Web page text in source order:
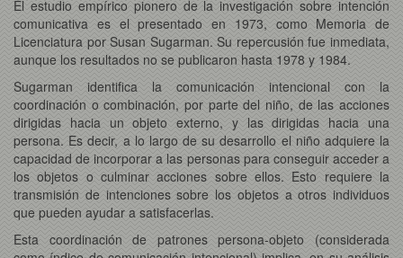
El estudio empírico pionero de la investigación sobre intención
comunicativa es el presentado en 1973, como Memoria de
Licenciatura por Susan Sugarman. Su repercusión fue inmediata,
aunque los resultados no se publicaron hasta 1978 y 1984.
Sugarman identifica la comunicación intencional con la
coordinación o combinación, por parte del niño, de las acciones
dirigidas hacia un objeto externo, y las dirigidas hacia una
persona. Es decir, a lo largo de su desarrollo el niño adquiere la
capacidad de incorporar a las personas para conseguir acceder a
los objetos o culminar acciones sobre ellos. Esto requiere la
transmisión de intenciones sobre los objetos a otros individuos
que pueden ayudar a satisfacerlas.
Esta coordinación de patrones persona-objeto (considerada